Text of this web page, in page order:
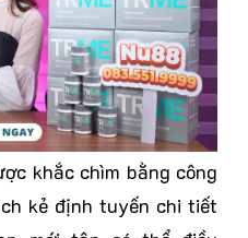
khắc chìm bằng công
kẻ định tuyến chi tiết